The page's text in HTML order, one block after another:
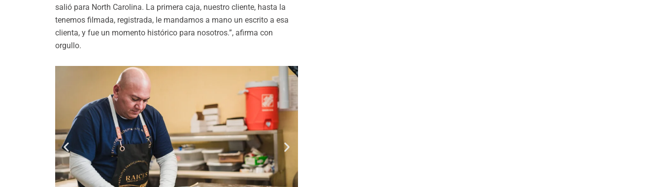
salió para North Carolina. La primera caja, nuestro cliente, hasta la
tenemos filmada, registrada, le mandamos a mano un escrito a esa
clienta, y fue un momento histórico para nosotros.”, afirma con
orgullo.